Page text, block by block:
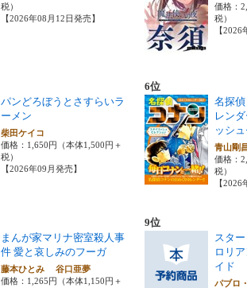
税）
【2026年08月12日発売】
価格：
税）
【2026
パンどろぼうとさすらいラ
ーメン
柴田ケイコ
価格：1,650円（本体1,500円＋
税）
【2026年09月発売】
6位
名探
レン
ッシ
青山剛
価格：
税）
【2026
まんが家マリナ密室殺人事
件 愛と哀しみのフーガ
藤本ひとみ 谷口亜夢
価格：1,265円（本体1,150円＋
9位
スタ
ロリ
イド
パブロ